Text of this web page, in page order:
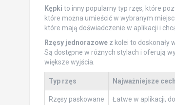
Kępki to inny popularny typ rzęs, które
które można umieścić w wybranym
które mają doświadczenie w aplikacji i
Rzęsy jednorazowez kolei to doskonały
Są dostępne w różnych stylach i oferują
większe wyjścia.
Typ rzęs Najważniejsze
Rzęsy paskowane Łatwe w aplikacji,